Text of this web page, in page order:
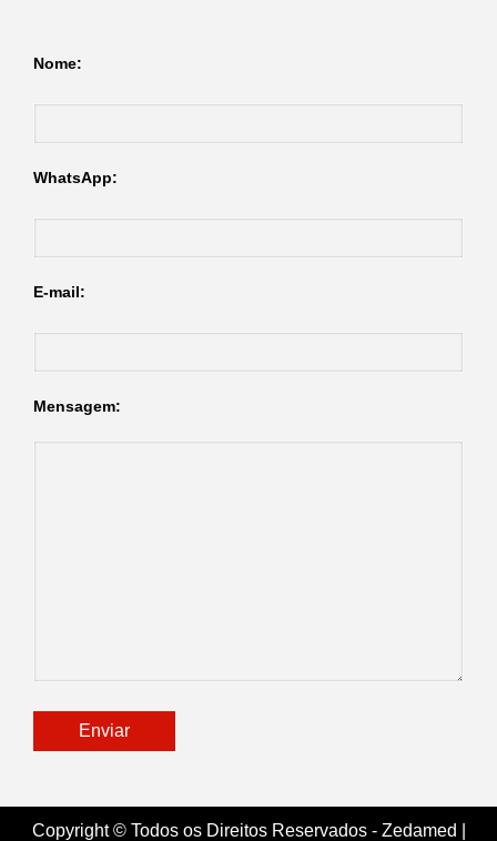
Nome:
WhatsApp:
E-mail:
Mensagem:
Copyright © Todos os Direitos Reservados - Zedamed